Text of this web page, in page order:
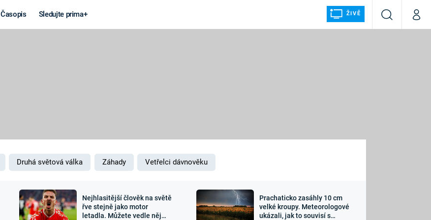
Časopis Sledujte prima+ ŽIVĚ
VyhledáváníMůj
MARS
Záhady a
Zajímavosti Sledujte nás
Druhá světová válka Záhady Vetřelci dávnověku
Nejhlasitější člověk na světě
řve stejně jako motor
letadla. Můžete vedle něj
Prachaticko zasáhly 10 cm
velké kroupy. Meteorologové
ukázali, jak to souvisí s